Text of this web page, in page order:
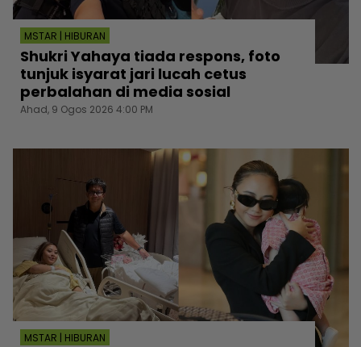
MSTAR | HIBURAN
Shukri Yahaya tiada respons, foto
tunjuk isyarat jari lucah cetus
perbalahan di media sosial
Ahad, 9 Ogos 2026 4:00 PM
MSTAR | HIBURAN